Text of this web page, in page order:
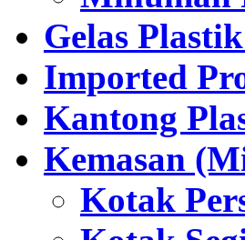
Gelas
Imported
Kantong
Kemasan
Kotak